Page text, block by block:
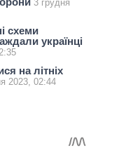
3 грудня
схеми
українці
на літніх
2023, 02:44